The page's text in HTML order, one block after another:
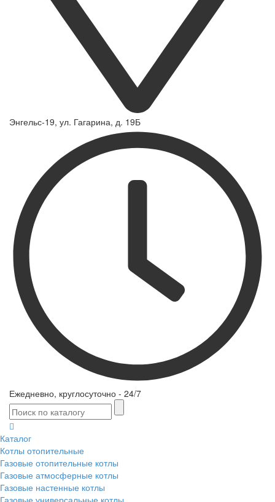
Энгельс-19, ул. Гагарина, д. 19Б
Ежедневно, круглосуточно - 24/7
Каталог
Котлы отопительные
Газовые отопительные котлы
Газовые атмосферные котлы
Газовые настенные котлы
Газовые универсальные котлы